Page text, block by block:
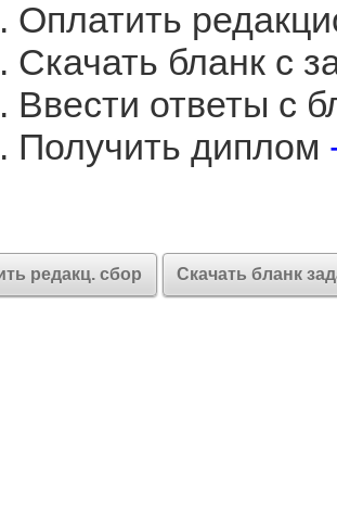
бланк с
ответы с
диплом
редакц. сбор Скачать бланк